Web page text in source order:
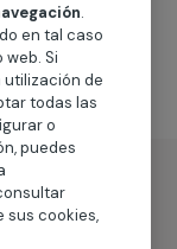
las
que hará
.
en tal caso
Si
de
todas las
o
puedes
sus cookies,